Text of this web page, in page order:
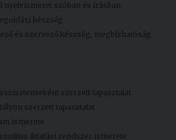
nyelvismeret szóban és írásban
készség
és szervező készség, megbízhatóság
szerzett tapasztalat
szerzett tapasztalat
ismerete
iktatási rendszer ismerete